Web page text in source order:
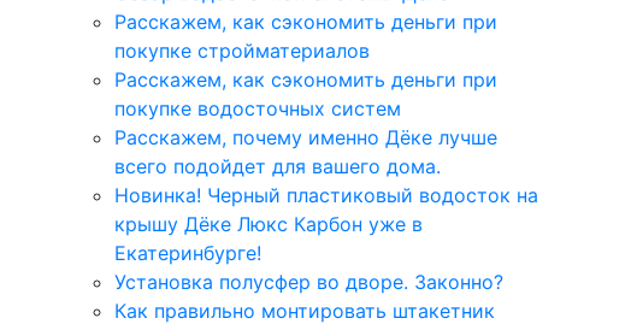
Расскажем, как сэкономить деньги при
покупке стройматериалов
Расскажем, как сэкономить деньги при
покупке водосточных систем
Расскажем, почему именно Дёке лучше
всего подойдет для вашего дома.
Новинка! Черный пластиковый водосток на
крышу Дёке Люкс Карбон уже в
Екатеринбурге!
Установка полусфер во дворе. Законно?
Как правильно монтировать штакетник